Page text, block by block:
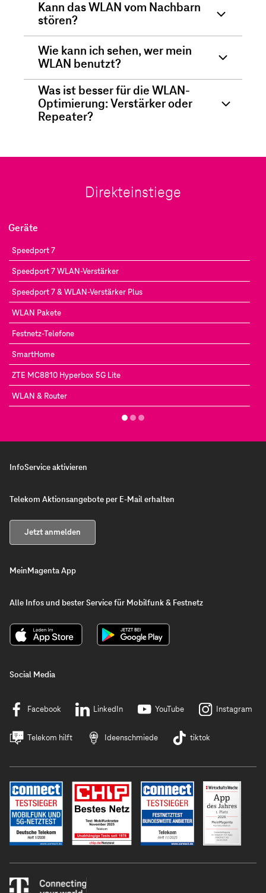
und
her
wechseln.
Kann das WLAN vom Nachbarn
stören?
Wie kann ich sehen, wer mein
WLAN benutzt?
Was ist besser für die WLAN-
Optimierung: Verstärker oder
Repeater?
Direkteinstiege
Geräte
Speedport 7
Speedport 7 WLAN-Verstärker
Speedport 7 & WLAN-Verstärker Plus
WLAN Pakete
Festnetz-Telefone
SmartHome
ZTE MC8810 Hyperbox 5G Lite
WLAN & Router
InfoService aktivieren
Telekom Aktionsangebote per E-Mail erhalten
Jetzt anmelden
MeinMagenta App
Alle Infos und bester Service für Mobilfunk & Festnetz
Social Media
Facebook LinkedIn YouTube Instagram
Telekom hilft Ideenschmiede tiktok